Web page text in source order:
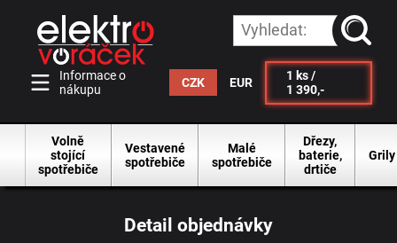
Informace o
nákupu
CZK EUR 1 ks /
1 390,-
Volně
stojící
spotřebiče
Vestavené
spotřebiče
Malé
spotřebiče
Dřezy,
baterie,
drtiče
Grily
Detail objednávky